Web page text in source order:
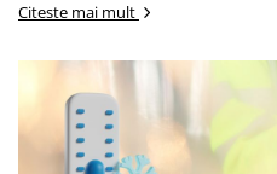
Protecție sudură
Protecție termică (căldură)
Protecție termică (frig)
Anti-vibrații
Citeste mai mult